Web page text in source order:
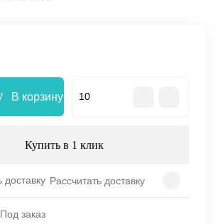
В корзину
Купить в 1 клик
Рассчитать доставку
Под заказ